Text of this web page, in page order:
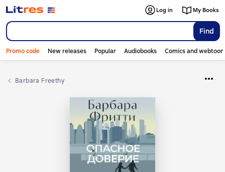
Find
Log in My Books
Promo code New releases Popular Audiobooks Comics and
Barbara Freethy